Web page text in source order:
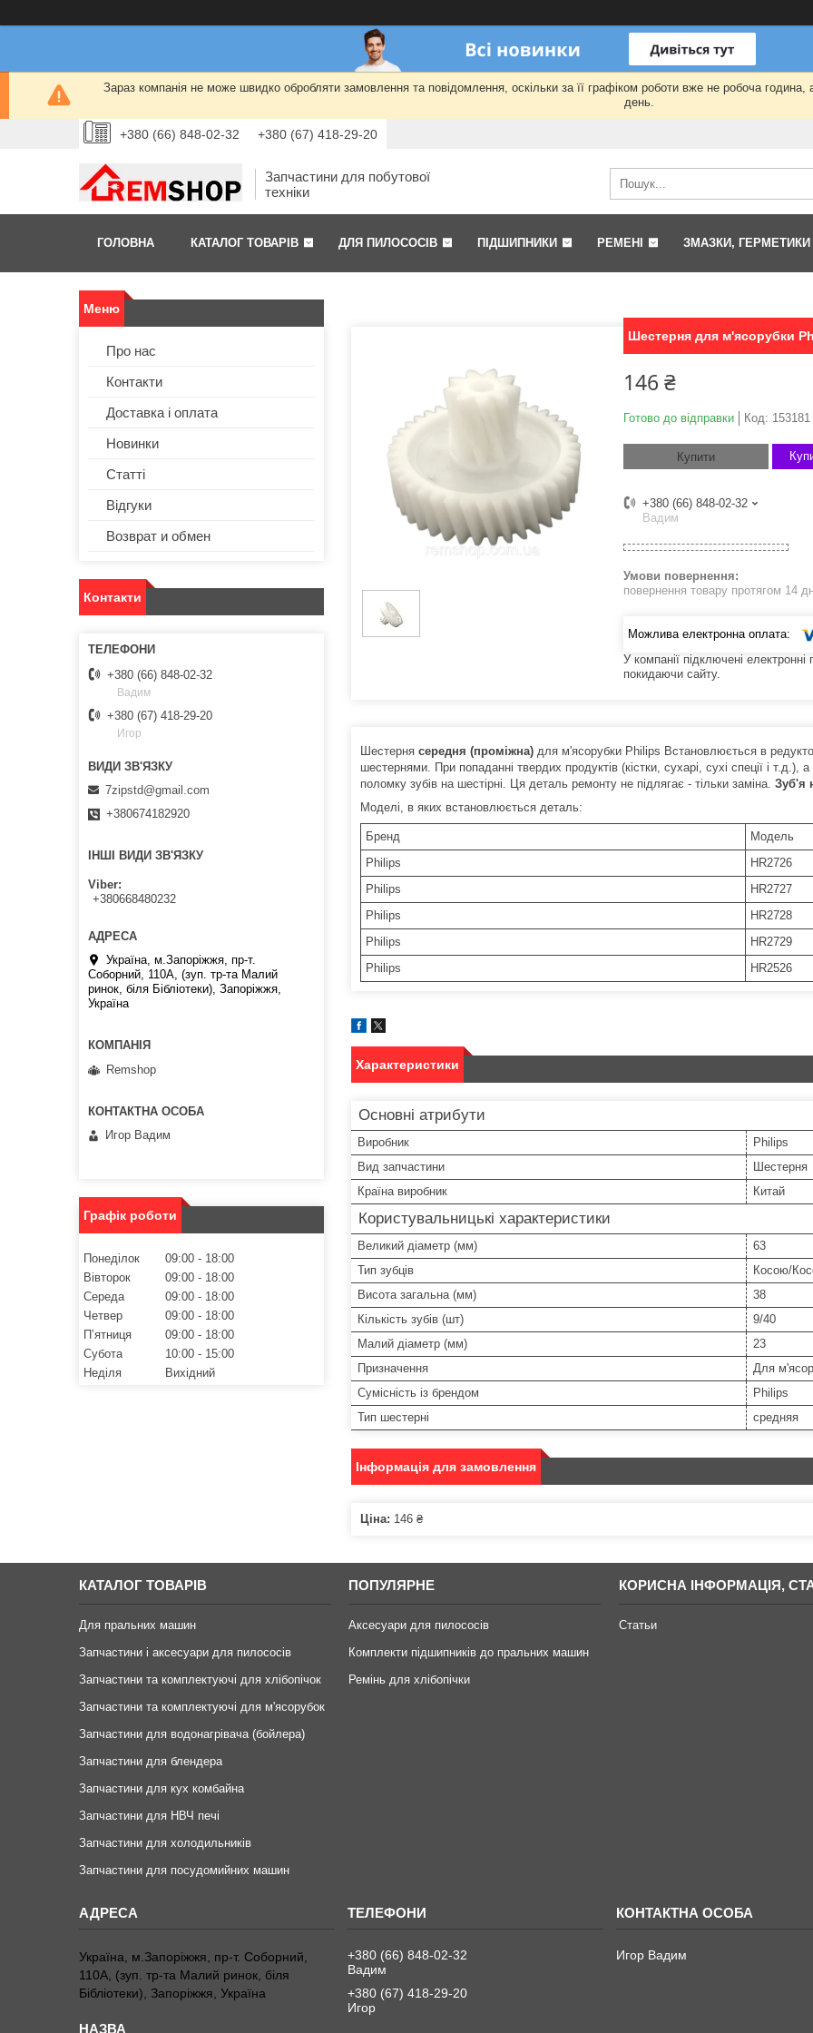
Зараз компанія не може швидко обробляти замовлення та повідомлення, оскільки за її графіком роботи вже не робоча
день.
+380 (66) 848-02-32 +380 (67) 418-29-20
Запчастини для побутової
техніки
ГОЛОВНА КАТАЛОГ ТОВАРІВ ДЛЯ ПИЛОСОСІВ ПІДШИПНИКИ РЕМЕНІ ЗМАЗКИ, ГЕРМЕТИКИ
Шестерня для м'ясорубки
146 ₴
Готово до відправки Код: 153181
Купити
+380 (66) 848-02-32
Вадим
повернення товару протягом 14
У компанії підключені
покидаючи сайту.
Шестерня середня (проміжна) для м'ясорубки Philips Встановлюється в
шестернями. При попаданні твердих продуктів (кістки, сухарі, сухі спеції і
поломку зубів на шестірні. Ця деталь ремонту не підлягає - тільки заміна. Зуб'я
Моделі, в яких встановлюється деталь:
Бренд
Модель
Philips
HR2726
Philips
HR2727
Philips
HR2728
Philips
HR2729
Philips
HR2526
Характеристики
Основні атрибути
Виробник
Philips
Вид запчастини
Шестерня
Країна виробник
Китай
Користувальницькі характеристики
Великий діаметр (мм)
63
Тип зубців
Косою/
Висота загальна (мм)
38
Кількість зубів (шт)
9/40
Малий діаметр (мм)
23
Призначення
Для
Сумісність із брендом
Philips
Тип шестерні
средняя
Інформація для замовлення
Ціна: 146 ₴
Про нас
Контакти
Доставка і оплата
Новинки
Статті
Відгуки
Возврат и обмен
Контакти
+380 (66) 848-02-32
Вадим
+380 (67) 418-29-20
Игор
7zipstd@gmail.com
+380674182920
ІНШІ ВИДИ ЗВ'ЯЗКУ
Viber
+380668480232
Україна, м.Запоріжжя, пр-т.
Соборний, 110А, (зуп. тр-та Малий
ринок, біля Бібліотеки), Запоріжжя,
Україна
Remshop
Игор Вадим
Графік роботи
Понеділок 09:00
18:00
Вівторок
09:00
18:00
Середа
09:00
18:00
Четвер
09:00
18:00
Пʼятниця
09:00
18:00
Субота
10:00
15:00
Неділя
Вихідний
КАТАЛОГ ТОВАРІВ
Для пральних машин
Запчастини і аксесуари для пилососів
Запчастини та комплектуючі для хлібопічок
Запчастини та комплектуючі для м'ясорубок
Запчастини для водонагрівача (бойлера)
Запчастини для блендера
Запчастини для кух комбайна
Запчастини для НВЧ печі
Запчастини для холодильників
Запчастини для посудомийних машин
ПОПУЛЯРНЕ
Аксесуари для пилососів
Комплекти підшипників до пральних машин
Ремінь для хлібопічки
КОРИСНА ІНФОРМАЦІЯ,
Статьи
Україна, м.Запоріжжя, пр-т. Соборний,
110А, (зуп. тр-та Малий ринок, біля
Бібліотеки), Запоріжжя, Україна
+380 (66) 848-02-32
Вадим
+380 (67) 418-29-20
Игор
Игор Вадим